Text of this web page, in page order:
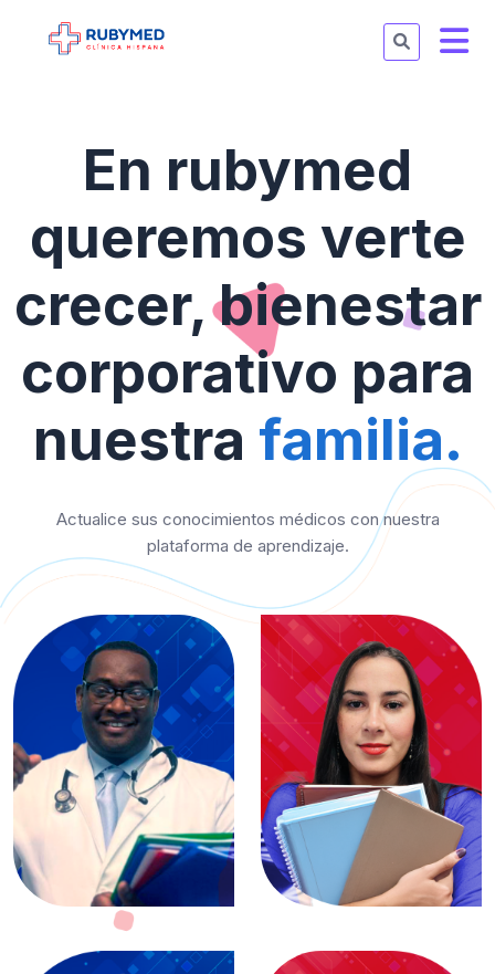
En rubymed
queremos verte
crecer, bienestar
corporativo para
nuestra familia.
Actualice sus conocimientos médicos con nuestra
plataforma de aprendizaje.